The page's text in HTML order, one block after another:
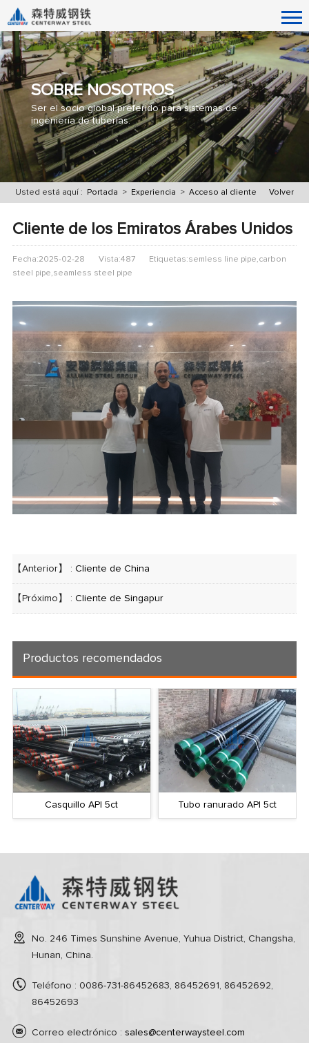
SOBRE NOSOTROS
Ser el socio global preferido para sistemas de
ingeniería de tuberías.
Volver
Usted está aquí : Portada > Experiencia >Acceso al cliente
Cliente de los Emiratos Árabes Unidos
Fecha:2025-02-28 Vista:487
Etiquetas:semless line pipe,carbon
steel pipe,seamless steel pipe
【Anterior】 : Cliente de China
【Próximo】 : Cliente de Singapur
Productos recomendados
Casquillo API 5ct Tubo ranurado API 5ct
No. 246 Times Sunshine Avenue, Yuhua District, Changsha,
Hunan, China.
Teléfono : 0086-731-86452683, 86452691, 86452692,
86452693
Correo electrónico : sales@centerwaysteel.com